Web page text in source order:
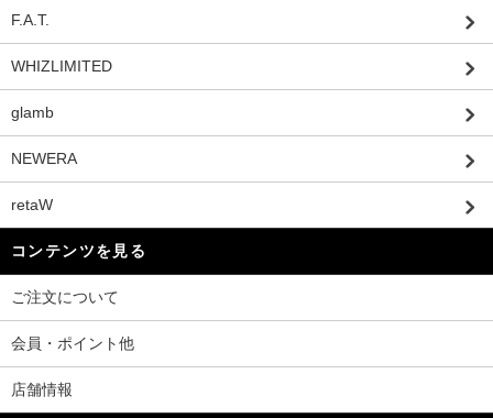
F.A.T.
WHIZLIMITED
glamb
NEWERA
retaW
コンテンツを見る
ご注文について
会員・ポイント他
店舗情報